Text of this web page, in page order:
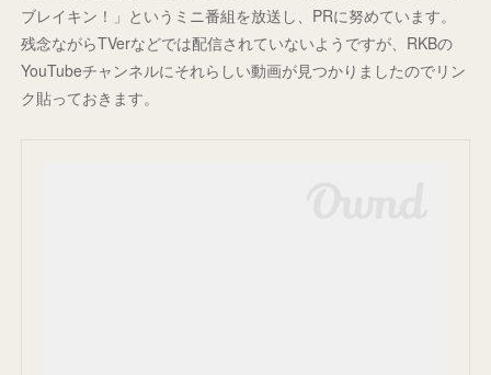
ブレイキン！」というミニ番組を放送し、PRに努めています。
残念ながらTVerなどでは配信されていないようですが、RKBの
YouTubeチャンネルにそれらしい動画が見つかりましたのでリン
ク貼っておきます。